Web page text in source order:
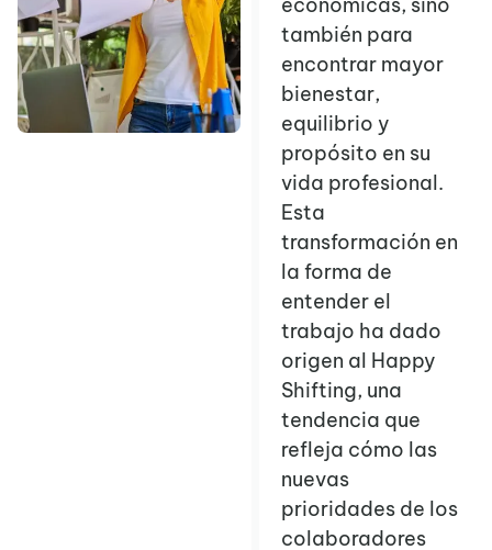
también para
encontrar mayor
bienestar,
equilibrio y
propósito en su
vida profesional.
Esta
transformación en
la forma de
entender el
trabajo ha dado
origen al Happy
Shifting, una
tendencia que
refleja cómo las
nuevas
prioridades de los
colaboradores